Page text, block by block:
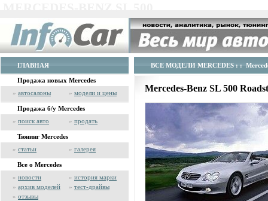
ГЛАВНАЯ
Продажа новых Mercedes
» автосалоны » модели и цены
Продажа б/у Mercedes
» поиск авто » продать
Тюнинг Mercedes
» статьи » галерея
Все о Mercedes
» новости » история марки
» архив моделей » тест-драйвы
» отзывы
ВСЕ МОДЕЛИ MERCEDES : :
Mercedes-Benz SL 500